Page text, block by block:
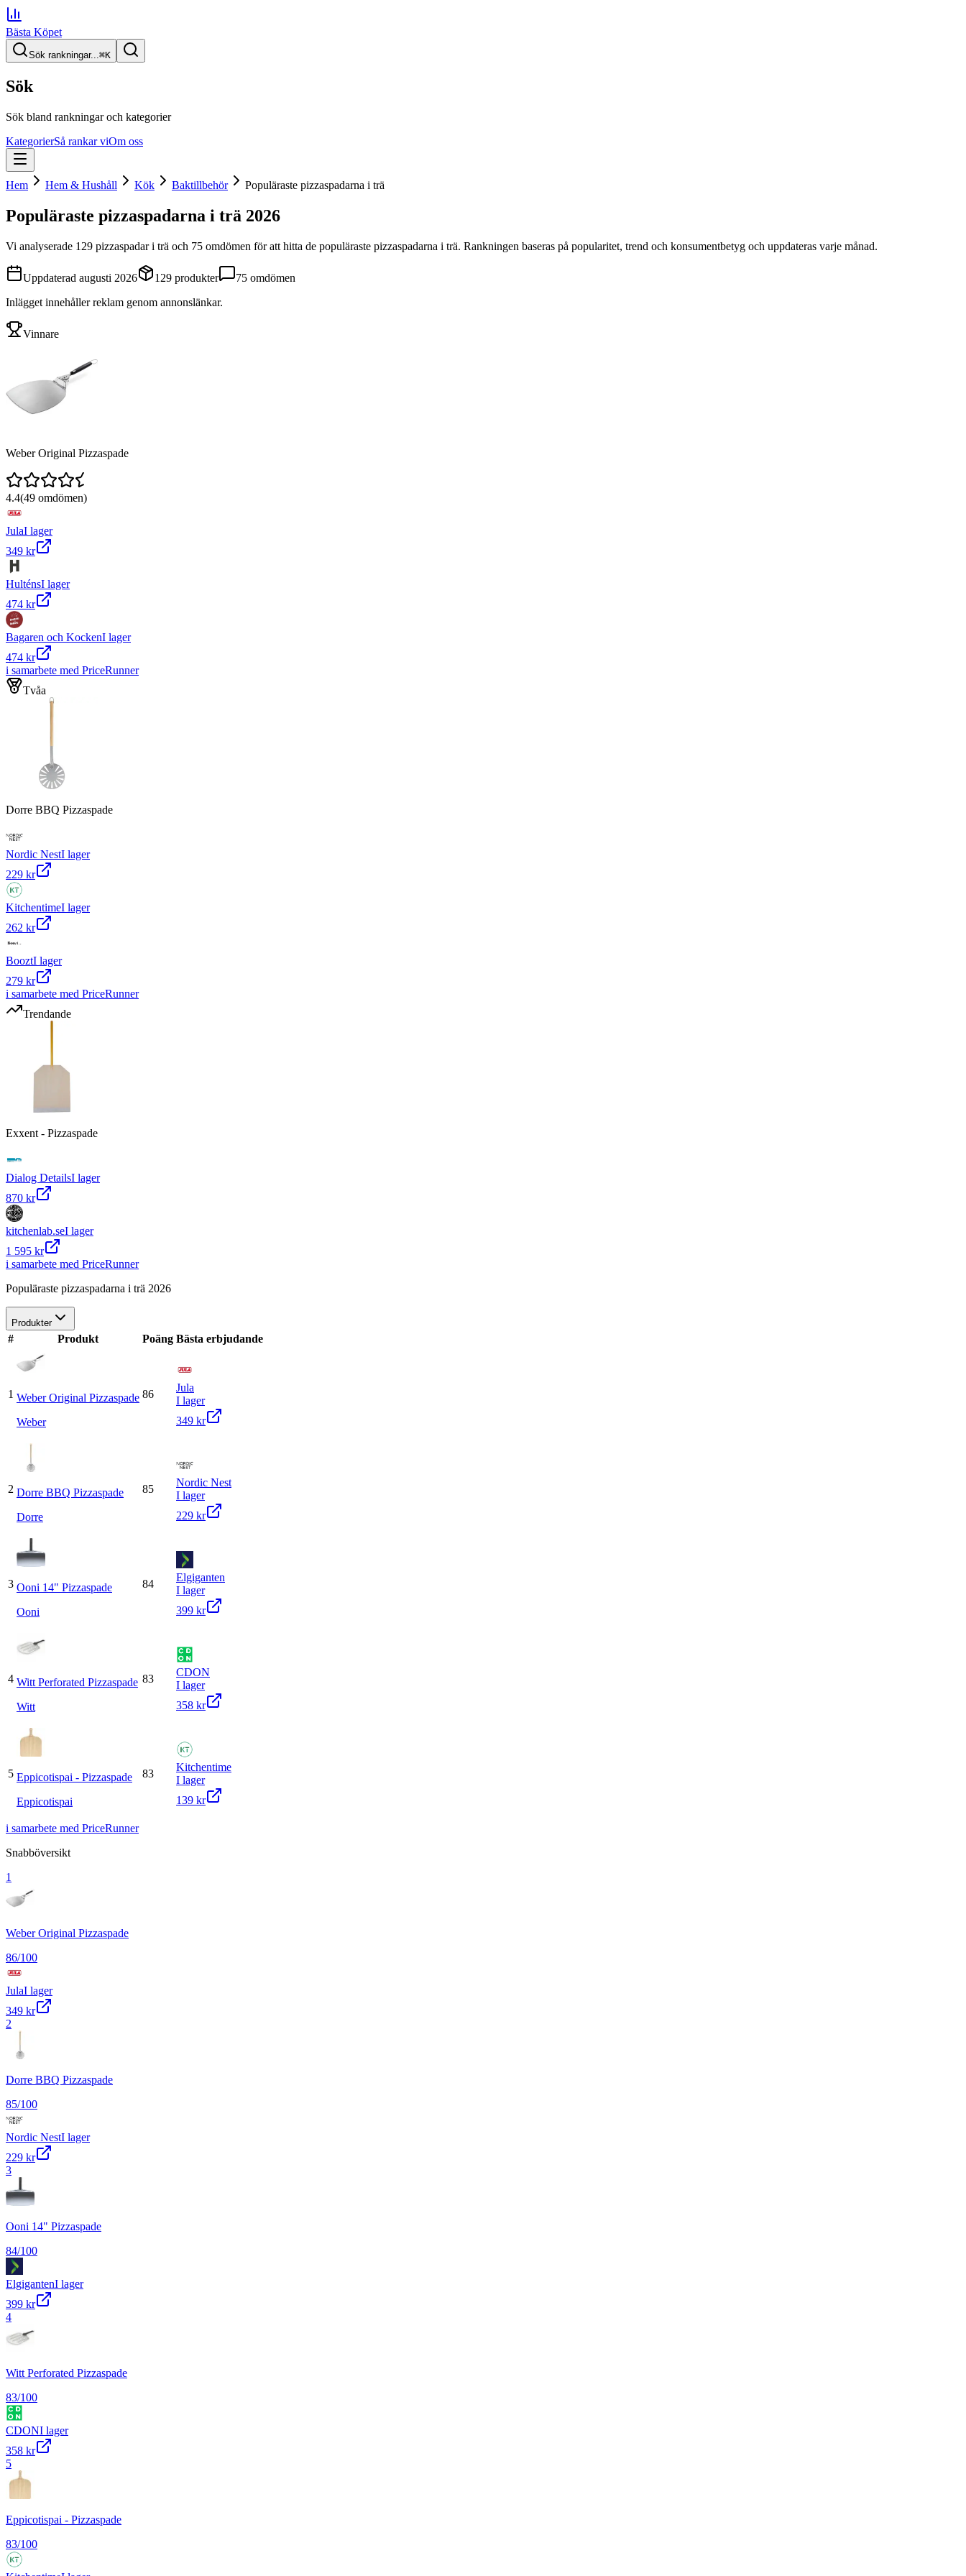
Bästa Köpet
Sök rankningar...⌘K
Sök
Sök bland rankningar och kategorier
KategorierSå rankar viOm oss
Hem Hem & Hushåll Kök Baktillbehör Populäraste pizzaspadarna i trä
Populäraste pizzaspadarna i trä 2026
Vi analyserade 129 pizzaspadar i trä och 75 omdömen för att hitta de populäraste pizzaspadarna i trä. Rankningen baseras på popularitet, trend och konsumentbetyg och uppdateras varje månad.
Uppdaterad augusti 2026 129 produkter 75 omdömen
Inlägget innehåller reklam genom annonslänkar.
Vinnare
Weber Original Pizzaspade
4.4(49 omdömen)
JulaI lager
349 kr
HulténsI lager
474 kr
Bagaren och KockenI lager
474 kr
i samarbete med PriceRunner
Tvåa
Dorre BBQ Pizzaspade
Nordic NestI lager
229 kr
KitchentimeI lager
262 kr
BooztI lager
279 kr
i samarbete med PriceRunner
Trendande
Exxent - Pizzaspade
Dialog DetailsI lager
870 kr
kitchenlab.seI lager
1 595 kr
i samarbete med PriceRunner
Populäraste pizzaspadarna i trä 2026
Produkter
# Produkt Poäng Bästa erbjudande
1 Weber Original Pizzaspade
Weber
86
Jula
I lager
349 kr
2 Dorre BBQ Pizzaspade
Dorre
85
Nordic Nest
I lager
229 kr
3 Ooni 14" Pizzaspade
Ooni
84
Elgiganten
I lager
399 kr
4 Witt Perforated Pizzaspade
Witt
83
CDON
I lager
358 kr
5 Eppicotispai - Pizzaspade
Eppicotispai
83
Kitchentime
I lager
139 kr
i samarbete med PriceRunner
Snabböversikt
1
Weber Original Pizzaspade
86/100
JulaI lager
349 kr
2
Dorre BBQ Pizzaspade
85/100
Nordic NestI lager
229 kr
3
Ooni 14" Pizzaspade
84/100
ElgigantenI lager
399 kr
4
Witt Perforated Pizzaspade
83/100
CDONI lager
358 kr
5
Eppicotispai - Pizzaspade
83/100